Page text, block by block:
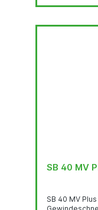
SB 40 MV
SB 40 MV